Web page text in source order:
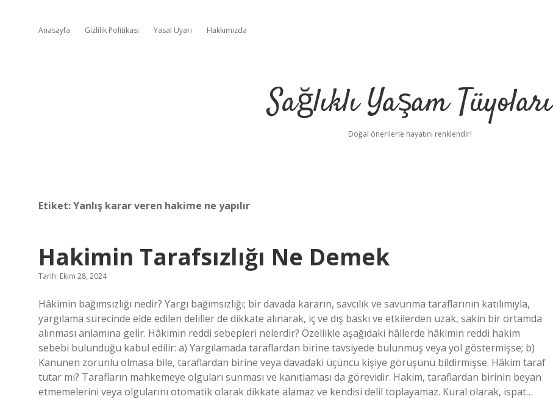
Anasayfa Gizlilik Politikası Yasal Uyarı Hakkımızda
Sağlıklı Yaşam Tüyoları
Doğal önerilerle hayatını renklendir!
Etiket:Yanlış karar veren hakime ne yapılır
Hakimin Tarafsızlığı Ne Demek
Tarih: Ekim 28, 2024
Hâkimin bağımsızlığı nedir? Yargı bağımsızlığı; bir davada kararın, savcılık ve savunma taraflarının katılımıyla,
yargılama sürecinde elde edilen deliller de dikkate alınarak, iç ve dış baskı ve etkilerden uzak, sakin bir ortamda
alınması anlamına gelir. Hâkimin reddi sebepleri nelerdir? Özellikle aşağıdaki hâllerde hâkimin reddi hakim
sebebi bulunduğu kabul edilir: a) Yargılamada taraflardan birine tavsiyede bulunmuş veya yol göstermişse; b)
Kanunen zorunlu olmasa bile, taraflardan birine veya davadaki üçüncü kişiye görüşünü bildirmişse. Hâkim taraf
tutar mı? Tarafların mahkemeye olguları sunması ve kanıtlaması da görevidir. Hakim, taraflardan birinin beyan
etmemelerini veya olgularını otomatik olarak dikkate alamaz ve kendisi delil toplayamaz. Kural olarak, ispat…